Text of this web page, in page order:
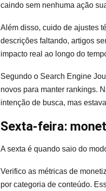
caindo sem nenhuma ação
Além disso, cuido de ajustes
descrições faltando, artigos
impacto real ao longo do
Segundo o Search Engine
novos para manter rankings.
intenção de busca, mas
Sexta-feira:
A sexta é quando saio do
Verifico as métricas de
por categoria de conteúdo.